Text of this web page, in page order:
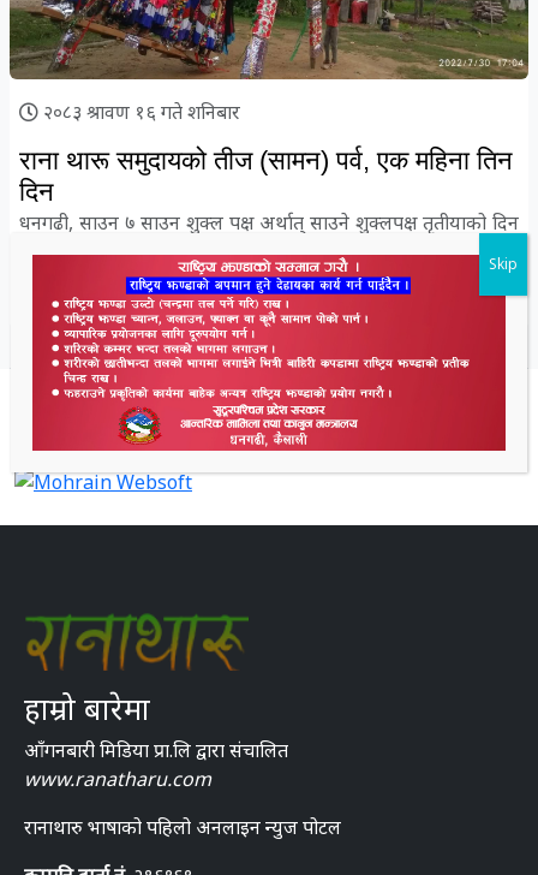
२०८३ श्रावण १६ गते शनिबार
राना थारू समुदायको तीज (सामन) पर्व, एक महिना तिन
दिन
धनगढी, साउन ७ साउन शुक्ल पक्ष अर्थात् साउने शुक्लपक्ष तृतीयाको दिन
राना थारू समुदायमा तीज (सामन) पर्व विशेष...विस्तृतमा
Nandlal Rana
हाम्रो बारेमा
आँगनबारी मिडिया प्रा.लि द्वारा संचालित
www.ranatharu.com
रानाथारु भाषाको पहिलो अनलाइन न्युज पोटल
Skip